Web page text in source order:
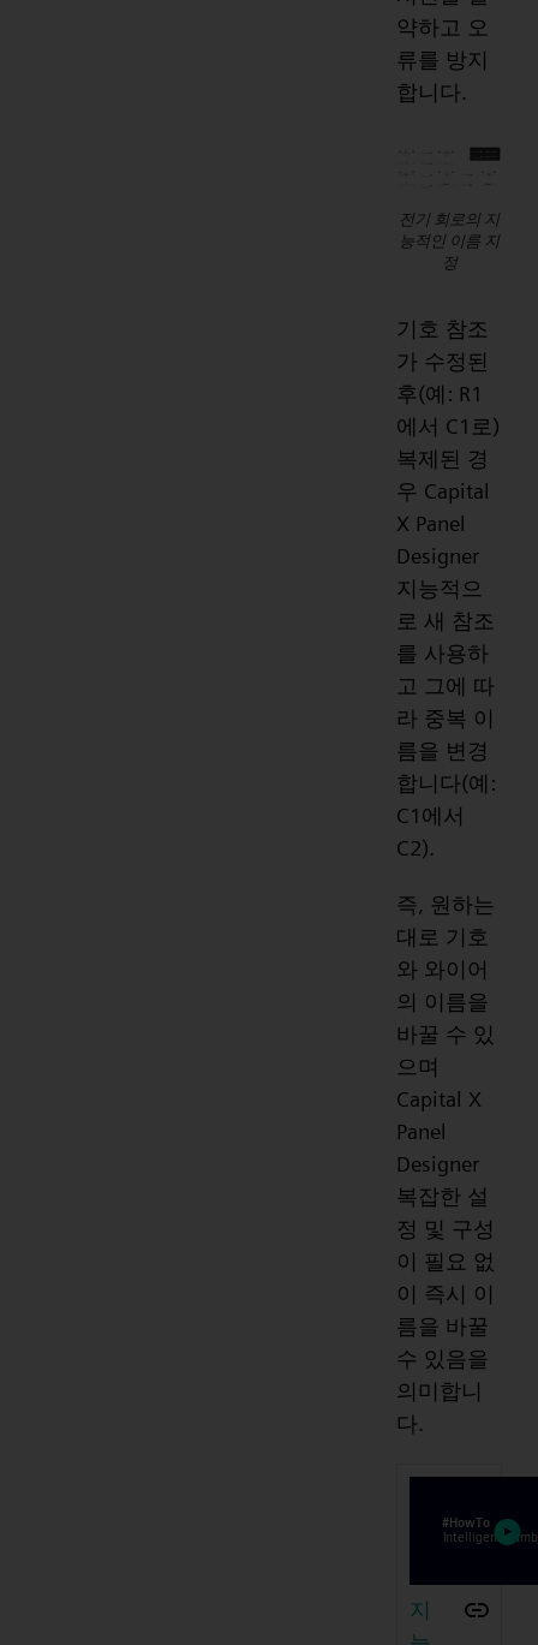
약하고 오
류를 방지
합니다.
전기 회로의 지
능적인 이름 지
정
기호 참조
가 수정된
후(예: R1
에서 C1로)
복제된 경
우 Capital
X Panel
Designer
지능적으
로 새 참조
를 사용하
고 그에 따
라 중복 이
름을 변경
합니다(예:
C1에서
C2).
즉, 원하는
대로 기호
와 와이어
의 이름을
바꿀 수 있
으며
Capital X
Panel
Designer
복잡한 설
정 및 구성
이 필요 없
이 즉시 이
름을 바꿀
수 있음을
의미합니
다.
지